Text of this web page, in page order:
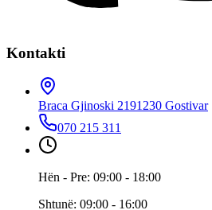
Kontakti
Braca Gjinoski 2191230 Gostivar
070 215 311
Hën - Pre: 09:00 - 18:00
Shtunë: 09:00 - 16:00